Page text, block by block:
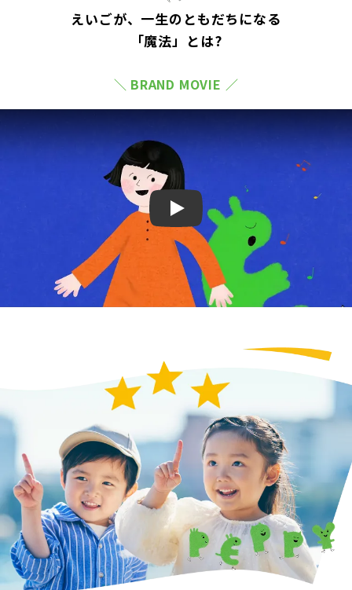
えいごが、一生のともだちになる
「魔法」とは?
＼ BRAND MOVIE ／